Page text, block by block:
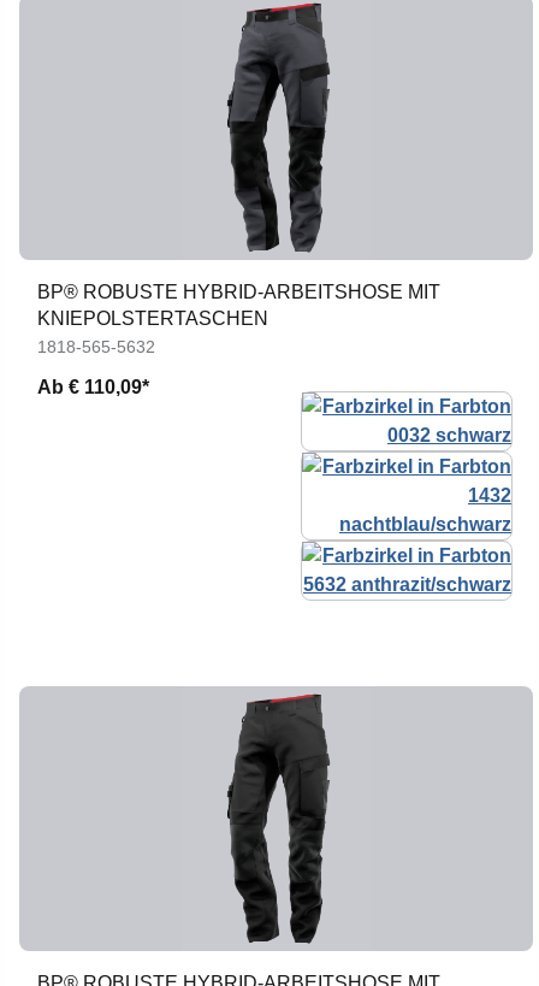
BP® ROBUSTE HYBRID-ARBEITSHOSE MIT
KNIEPOLSTERTASCHEN
1818-565-5632
Ab € 110,09*